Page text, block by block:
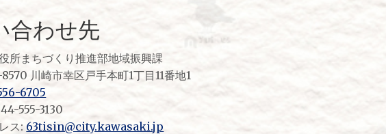
合わせ先
所まちづくり推進部地域振興課
川崎市幸区戸手本町1丁目11番地1
6705
555-3130
ス: 63tisin@city.kawasaki.jp